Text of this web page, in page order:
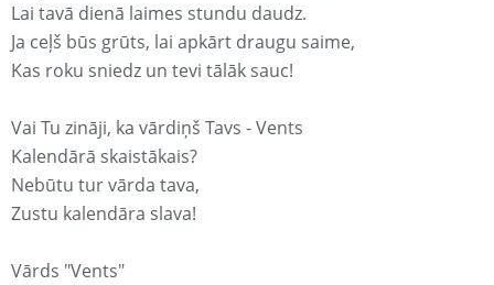
Lai tavā dienā laimes stundu daudz.
Ja ceļš būs grūts, lai apkārt draugu saime,
Kas roku sniedz un tevi tālāk sauc!
Vai Tu zināji, ka vārdiņš Tavs - Vents
Kalendārā skaistākais?
Nebūtu tur vārda tava,
Zustu kalendāra slava!
Vārds "Vents"